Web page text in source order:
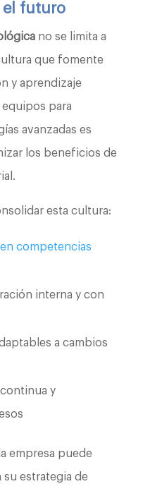
el futuro
no se limita a
que fomente
y aprendizaje
para
avanzadas es
los beneficios de
esta cultura:
competencias
interna y con
a cambios
y
empresa puede
estrategia de